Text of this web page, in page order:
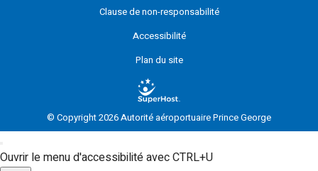
Clause de non-responsabilité
Accessibilité
Plan du site
© Copyright 2026 Autorité aéroportuaire Prince George
Ouvrir le menu d'accessibilité avec CTRL+U